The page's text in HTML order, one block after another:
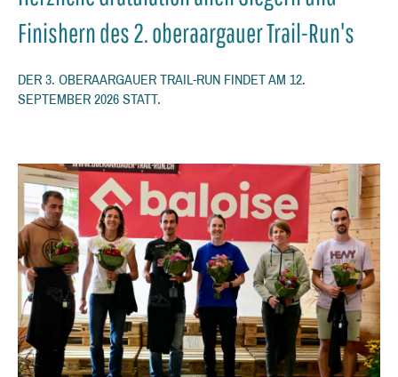
Finishern des 2. oberaargauer Trail-Run's
DER 3. OBERAARGAUER TRAIL-RUN FINDET AM 12.
SEPTEMBER 2026 STATT.